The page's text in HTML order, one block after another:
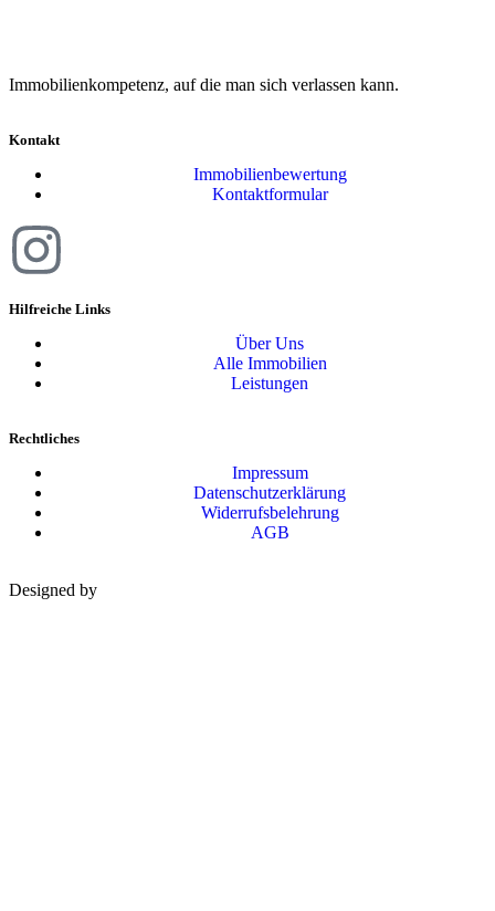
Immobilienkompetenz, auf die man sich verlassen kann.
Kontakt
Immobilienbewertung
Kontaktformular
Hilfreiche Links
Über Uns
Alle Immobilien
Leistungen
Rechtliches
Impressum
Datenschutzerklärung
Widerrufsbelehrung
AGB
Designed by